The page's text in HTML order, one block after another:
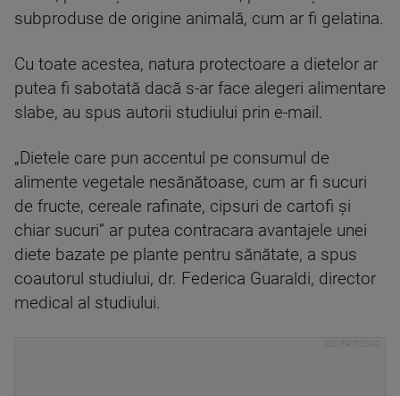
subproduse de origine animală, cum ar fi gelatina.
Cu toate acestea, natura protectoare a dietelor ar
putea fi sabotată dacă s-ar face alegeri alimentare
slabe, au spus autorii studiului prin e-mail.
„Dietele care pun accentul pe consumul de
alimente vegetale nesănătoase, cum ar fi sucuri
de fructe, cereale rafinate, cipsuri de cartofi și
chiar sucuri” ar putea contracara avantajele unei
diete bazate pe plante pentru sănătate, a spus
coautorul studiului, dr. Federica Guaraldi, director
medical al studiului.